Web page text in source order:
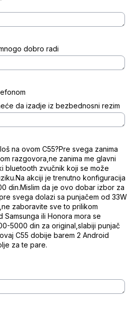
dobro radi
da izadje iz bezbednosni rezim
na ovom C55?Pre svega zanima
razgovora,ne zanima me glavni
bluetooth zvučnik koji se može
akciji je trenutno konfiguracija
din.Mislim da je ovo dobar izbor za
svega dolazi sa punjačem od 33W
zaboravite sve to prilikom
ili Honora mora se
5000 din za original,slabiji punjač
C55 dobije barem 2 Android
za te pare.